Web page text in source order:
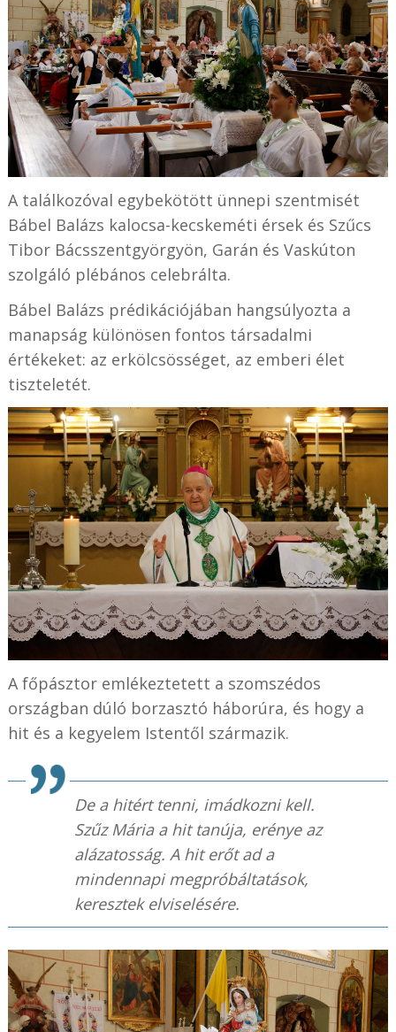
A találkozóval egybekötött ünnepi szentmisét
Bábel Balázs kalocsa-kecskeméti érsek és Szűcs
Tibor Bácsszentgyörgyön, Garán és Vaskúton
szolgáló plébános celebrálta.
Bábel Balázs prédikációjában hangsúlyozta a
manapság különösen fontos társadalmi
értékeket: az erkölcsösséget, az emberi élet
tiszteletét.
A főpásztor emlékeztetett a szomszédos
országban dúló borzasztó háborúra, és hogy a
hit és a kegyelem Istentől származik.
De a hitért tenni, imádkozni kell.
Szűz Mária a hit tanúja, erénye az
alázatosság. A hit erőt ad a
mindennapi megpróbáltatások,
keresztek elviselésére.